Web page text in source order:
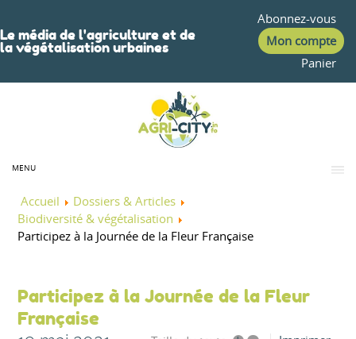
Le média de l'agriculture et de
la végétalisation urbaines
Abonnez-vous
Mon compte
Panier
MENU
Accueil
Dossiers & Articles
Biodiversité & végétalisation
Participez à la Journée de la Fleur Française
Participez à la Journée de la Fleur
Française